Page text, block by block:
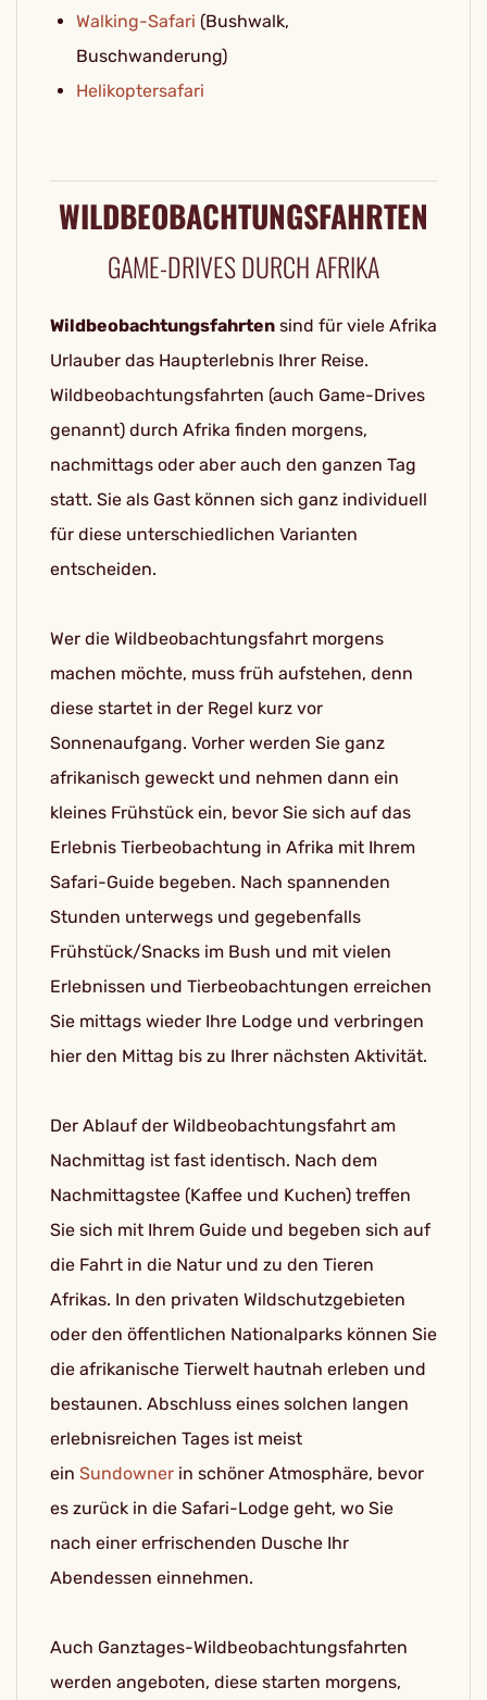
Walking-Safari (Bushwalk,
Buschwanderung)
Helikoptersafari
WILDBEOBACHTUNGSFAHRTEN
GAME-DRIVES DURCH AFRIKA
Wildbeobachtungsfahrten sind für viele Afrika
Urlauber das Haupterlebnis Ihrer Reise.
Wildbeobachtungsfahrten (auch Game-Drives
genannt) durch Afrika finden morgens,
nachmittags oder aber auch den ganzen Tag
statt. Sie als Gast können sich ganz individuell
für diese unterschiedlichen Varianten
entscheiden.
Wer die Wildbeobachtungsfahrt morgens
machen möchte, muss früh aufstehen, denn
diese startet in der Regel kurz vor
Sonnenaufgang. Vorher werden Sie ganz
afrikanisch geweckt und nehmen dann ein
kleines Frühstück ein, bevor Sie sich auf das
Erlebnis Tierbeobachtung in Afrika mit Ihrem
Safari-Guide begeben. Nach spannenden
Stunden unterwegs und gegebenfalls
Frühstück/Snacks im Bush und mit vielen
Erlebnissen und Tierbeobachtungen erreichen
Sie mittags wieder Ihre Lodge und verbringen
hier den Mittag bis zu Ihrer nächsten Aktivität.
Der Ablauf der Wildbeobachtungsfahrt am
Nachmittag ist fast identisch. Nach dem
Nachmittagstee (Kaffee und Kuchen) treffen
Sie sich mit Ihrem Guide und begeben sich auf
die Fahrt in die Natur und zu den Tieren
Afrikas. In den privaten Wildschutzgebieten
oder den öffentlichen Nationalparks können Sie
die afrikanische Tierwelt hautnah erleben und
bestaunen. Abschluss eines solchen langen
erlebnisreichen Tages ist meist
ein Sundowner in schöner Atmosphäre, bevor
es zurück in die Safari-Lodge geht, wo Sie
nach einer erfrischenden Dusche Ihr
Abendessen einnehmen.
Auch Ganztages-Wildbeobachtungsfahrten
werden angeboten, diese starten morgens,